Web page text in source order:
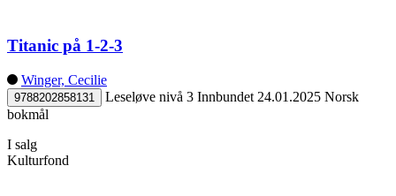
Titanic på 1-2-3
Winger, Cecilie
9788202858131 Leseløve nivå 3 Innbundet 24.01.2025 Norsk
bokmål
I salg
Kulturfond